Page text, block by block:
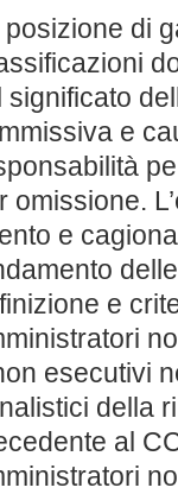
posizione di
significato
e
omissione.
e
e
esecutivi
della
al